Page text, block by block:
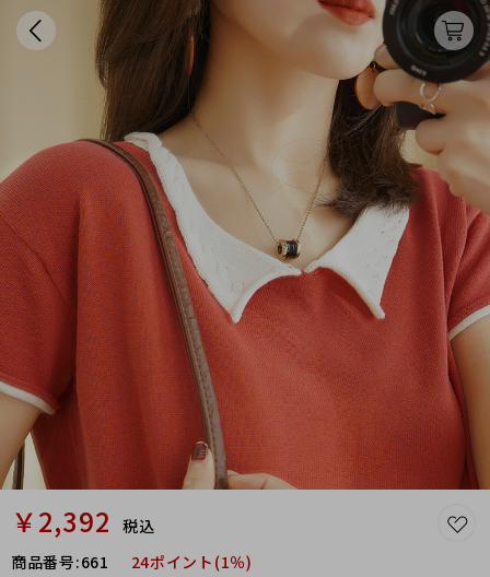
￥2,392
税込
商品番号:661 24ポイント(1％)